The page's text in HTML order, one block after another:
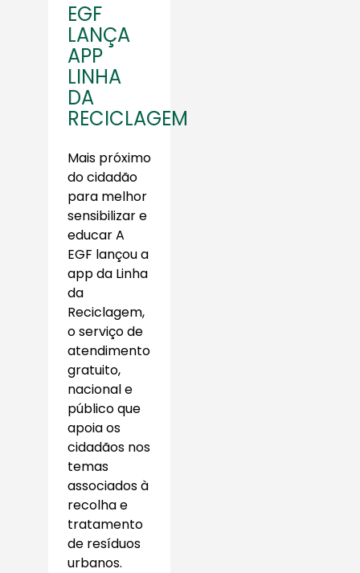
EGF
LANÇA
APP
LINHA
DA
RECICLAGEM
Mais próximo
do cidadão
para melhor
sensibilizar e
educar A
EGF lançou a
app da Linha
da
Reciclagem,
o serviço de
atendimento
gratuito,
nacional e
público que
apoia os
cidadãos nos
temas
associados à
recolha e
tratamento
de resíduos
urbanos.